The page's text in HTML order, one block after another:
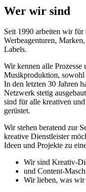
Wer wir sind
Seit 1990 arbeiten wir für
Werbeagenturen,
Labels.
Wir kennen alle
Musikproduktion, sowohl
In den letzten 30 Jahren
Netzwerk stetig
sind für alle kreativen
gerüstet.
Wir stehen beratend zur
kreative Dienstleister
Ideen und Projekte zu
Wir sind Kreativ-
und Content-
Wir lieben, was wir